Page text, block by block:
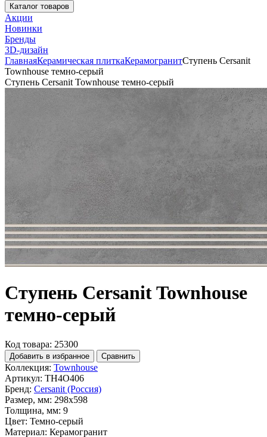
Каталог товаров
Акции
Новинки
Бренды
3D-дизайн
ГлавнаяКерамическая плиткаКерамогранитСтупень Cersanit
Townhouse темно-серый
Ступень Cersanit Townhouse темно-серый
Ступень Cersanit Townhouse
темно-серый
Код товара: 25300
Добавить в избранное Сравнить
Коллекция: Townhouse
Артикул: TH4O406
Бренд: Cersanit (Россия)
Размер, мм: 298x598
Толщина, мм: 9
Цвет: Темно-серый
Материал: Керамогранит